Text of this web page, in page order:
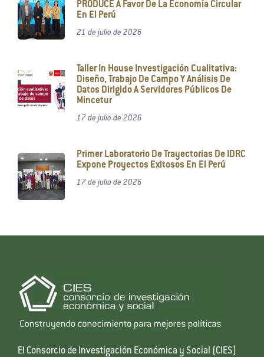
PRODUCE A Favor De La Economía Circular
En El Perú
21 de julio de 2026
Taller In House Investigación Cualitativa:
Diseño, Trabajo De Campo Y Análisis De
Datos Dirigido A Servidores Públicos De
Mincetur
17 de julio de 2026
Primer Laboratorio De Trayectorias De IDRC
Expone Proyectos Exitosos En El Perú
17 de julio de 2026
El Consorcio de Investigación Económica y Social (CIES)